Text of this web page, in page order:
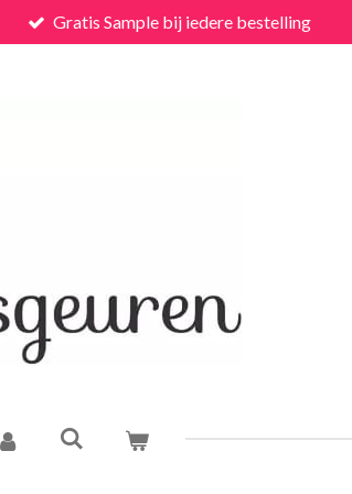
Gratis Sample bij iedere bestelling